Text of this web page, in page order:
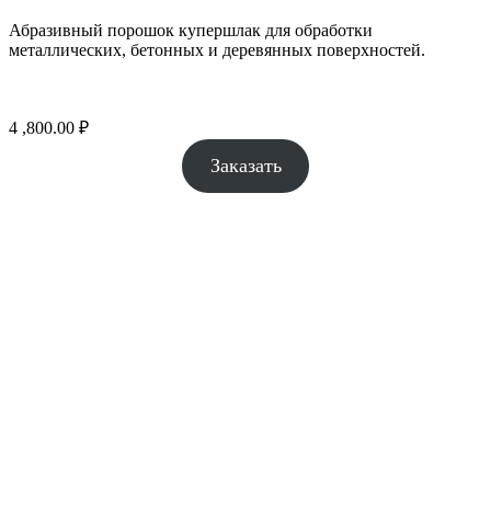
Абразивный порошок купершлак для обработки
металлических, бетонных и деревянных поверхностей.
4 ,800.00 ₽
Заказать